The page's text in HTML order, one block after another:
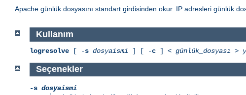
Apache günlük dosyasını standart girdisinden okur. IP adresleri günlük
Kullanım
logresolve [ -s dosyaismi ] [ -c ] < günlük_dosyası >
Seçenekler
-s dosyaismi